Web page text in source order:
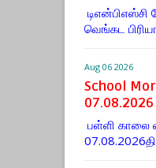
டிஎன்​பிஎஸ்சி
வெங்கட
Aug 06 2026
School
07.08.2026
பள்ளி காலை